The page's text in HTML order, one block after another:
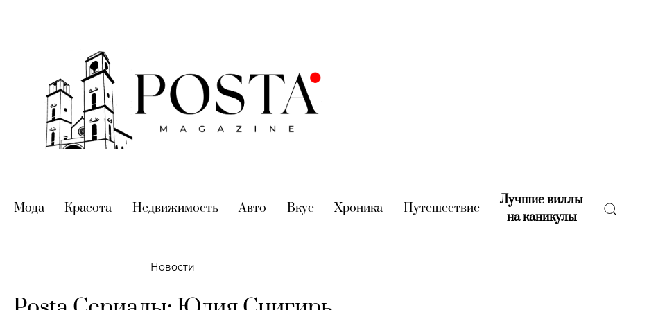
(current)
Мода(current)
Красота (current)
Недвижимость(current)
Авто (current)
Вкус (current)
Хроника (current)
Путешествие(current)
Лучшие виллы
на каникулы(current)
Новости